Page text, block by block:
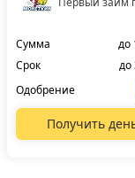
Сумма
до
Срок
до
Одобрение
Получить